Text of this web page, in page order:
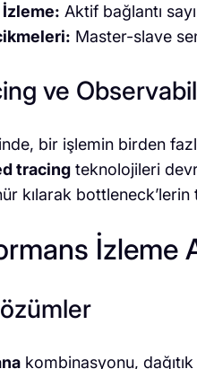
İzleme: Aktif bağlantı
Master-slave
ve
bir işlemin birden
tracingteknolojileri
kılarak
İzleme
kombinasyonu,